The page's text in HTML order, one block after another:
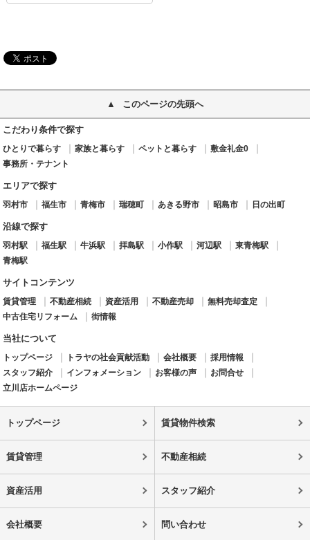
このページの先頭へ
こだわり条件で探す
ひとりで暮らす 家族と暮らす ペットと暮らす
敷金礼金0
事務所・テナント
エリアで探す
羽村市 福生市 青梅市 瑞穂町 あきる野市 昭島市 日の出町
沿線で探す
羽村駅 福生駅 牛浜駅 拝島駅 小作駅 河辺駅
東青梅駅
青梅駅
サイトコンテンツ
賃貸管理 不動産相続 資産活用 不動産売却
無料売却査定
中古住宅リフォーム
街情報
当社について
トップページ トラヤの社会貢献活動 会社概要
採用情報
スタッフ紹介
インフォメーション お客様の声
お問合せ
立川店ホームページ
トップページ 賃貸物件検索
賃貸管理 不動産相続
資産活用 スタッフ紹介
会社概要 問い合わせ